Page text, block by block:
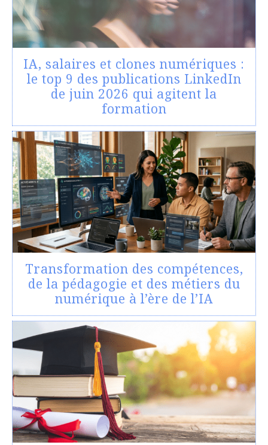
IA, salaires et clones numériques :
le top 9 des publications LinkedIn
de juin 2026 qui agitent la
formation
Transformation des compétences,
de la pédagogie et des métiers du
numérique à l’ère de l’IA